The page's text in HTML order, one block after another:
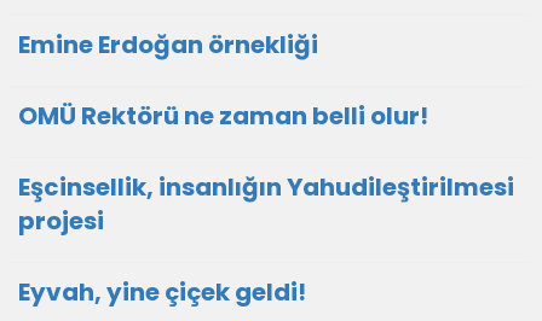
Emine Erdoğan örnekliği
OMÜ Rektörü ne zaman belli olur!
Eşcinsellik, insanlığın Yahudileştirilmesi
projesi
Eyvah, yine çiçek geldi!